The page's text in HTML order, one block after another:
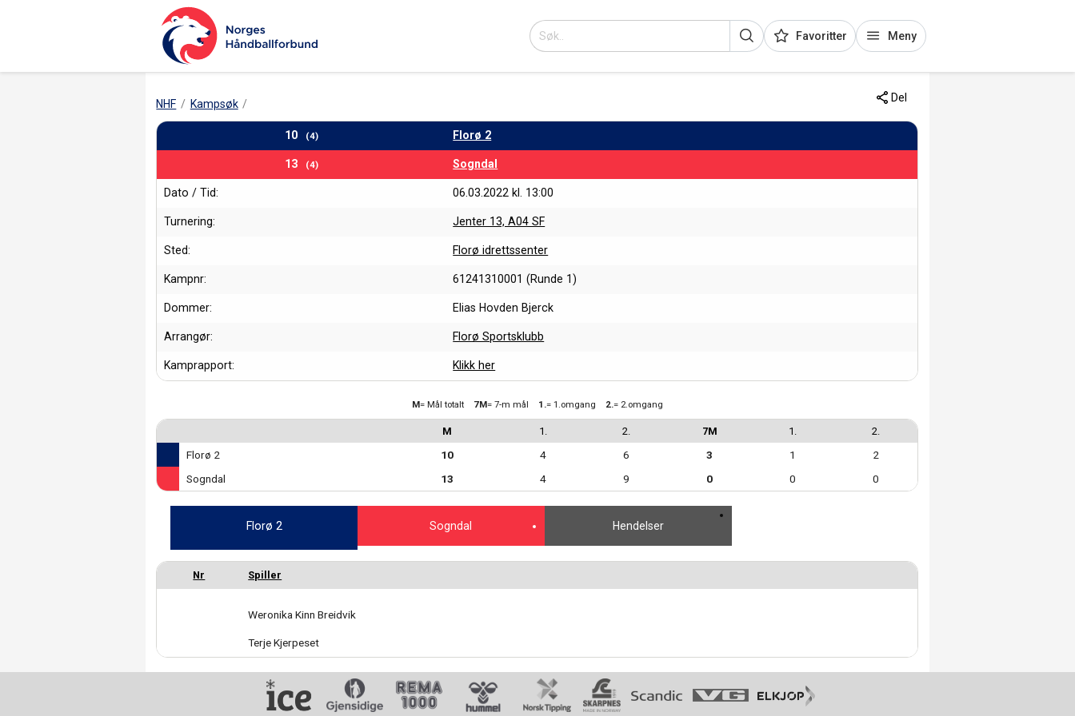
Favoritter Meny
NHF Kampsøk Del
10 (4) Florø 2
13 (4) Sogndal
Dato / Tid: 06.03.2022 kl. 13:00
Turnering: Jenter 13, A04 SF
Sted: Florø idrettssenter
Kampnr: 61241310001 (Runde 1)
Dommer: Elias Hovden Bjerck
Arrangør: Florø Sportsklubb
Kamprapport: Klikk her
M 1. 2. 7M 1. 2.
M= Mål totalt 7M= 7-m mål 1.= 1.omgang 2.= 2.omgang
Florø 2 10 4 6 3 1
2
Sogndal
13 4 9 0 0 0
Florø 2 Sogndal Hendelser
Weronika Kinn Breidvik
Terje Kjerpeset